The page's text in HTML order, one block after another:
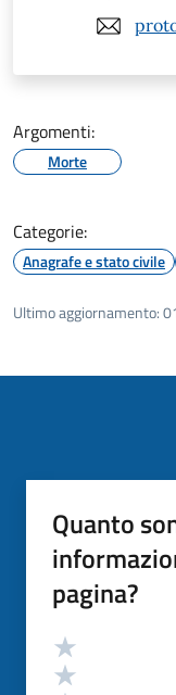
Argomenti:
Morte
Categorie:
Anagrafe e stato civile
Ultimo aggiornamento:
Quanto
pagina?
Valutazione